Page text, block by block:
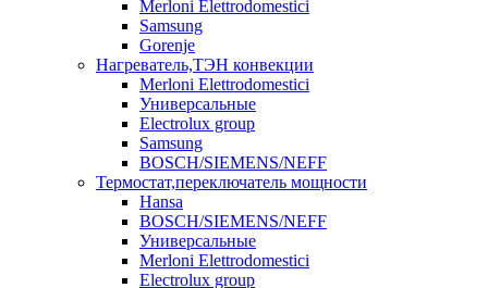
Merloni Elettrodomestici
Samsung
Gorenje
Нагреватель,ТЭН конвекции
Merloni Elettrodomestici
Универсальные
Electrolux group
Samsung
BOSCH/SIEMENS/NEFF
Термостат,переключатель мощности
Hansa
BOSCH/SIEMENS/NEFF
Универсальные
Merloni Elettrodomestici
Electrolux group